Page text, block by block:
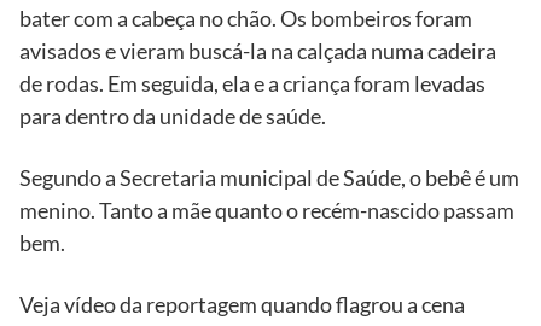
bater com a cabeça no chão. Os bombeiros foram
avisados e vieram buscá-la na calçada numa cadeira
de rodas. Em seguida, ela e a criança foram levadas
para dentro da unidade de saúde.
Segundo a Secretaria municipal de Saúde, o bebê é um
menino. Tanto a mãe quanto o recém-nascido passam
bem.
Veja vídeo da reportagem quando flagrou a cena